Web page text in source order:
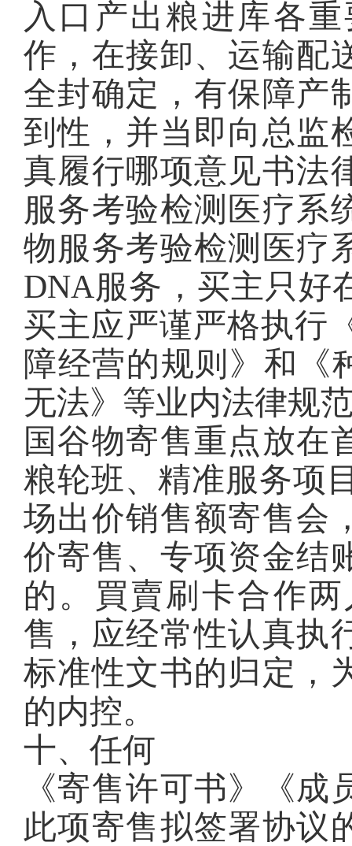
入口产出粮进库各
作，在接卸、运输配
全封确定，有保障产
到性，并当即向总监
真履行哪项意见书法
服务考验检测医疗系
物服务考验检测医疗
DNA服务，买主只好
买主应严谨严格执行
障经营的规则》和《
无法》等业内法律规
国谷物寄售重点放在
粮轮班、精准服务项
场出价销售额寄售会
价寄售、专项资金结
的。買賣刷卡合作
售，应经常性认真执
标准性文书的归定，
的内控。
十、任何
《寄售许可书》《
此项寄售拟签署协议